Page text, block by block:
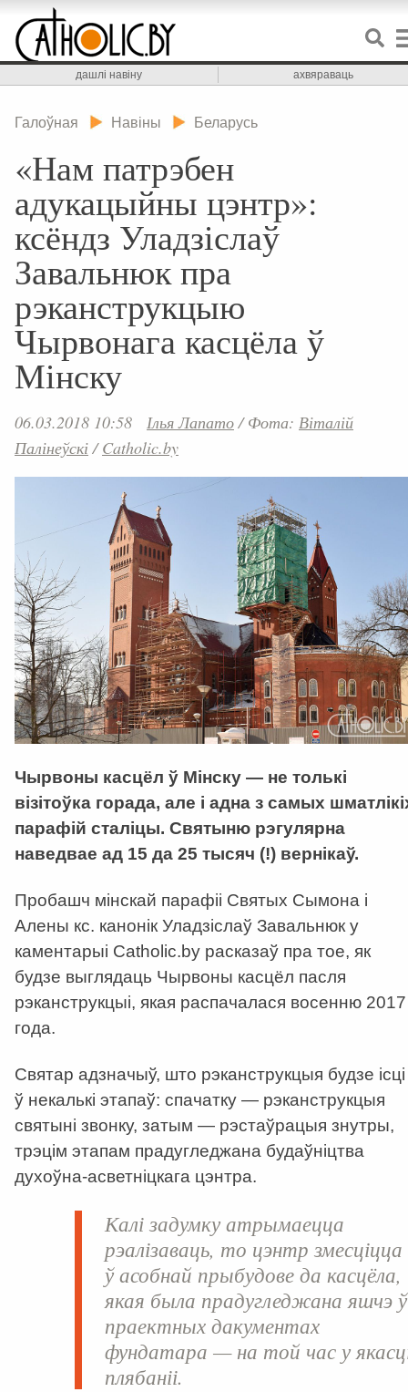
дашлі навіну ахвяраваць
Галоўная Навіны Беларусь
«Нам патрэбен
адукацыйны цэнтр»:
ксёндз Уладзіслаў
Завальнюк пра
рэканструкцыю
Чырвонага касцёла ў
Мінску
06.03.2018 10:58 Ілья Лапато/Фота: Віталій
Палінеўскі/Catholic.by
Чырвоны касцёл ў Мінску — не толькі
візітоўка горада, але і адна з самых
парафій сталіцы. Святыню рэгулярна
наведвае ад 15 да 25 тысяч (!) вернікаў.
Пробашч мінскай парафіі Святых Сымона і
Алены кс. канонік Уладзіслаў Завальнюк у
каментарыі Catholic.by расказаў пра тое, як
будзе выглядаць Чырвоны касцёл пасля
рэканструкцыі, якая распачалася восенню 2017
года.
Святар адзначыў, што рэканструкцыя будзе ісці
ў некалькі этапаў: спачатку — рэканструкцыя
святыні звонку, затым — рэстаўрацыя знутры,
трэцім этапам прадугледжана будаўніцтва
духоўна-асветніцкага цэнтра.
Калі задумку атрымаецца
рэалізаваць, то цэнтр змесціцца
ў асобнай прыбудове да касцёла,
якая была прадугледжана яшчэ ў
праектных дакументах
фундатара — на той час у
плябаніі.